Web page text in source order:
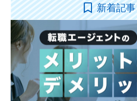
新着記事